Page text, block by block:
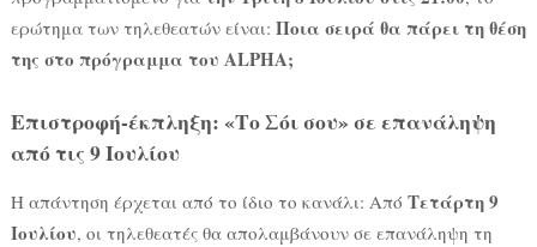
ερώτημα των τηλεθεατών είναι: Ποια σειρά θα πάρει τη θέση
της στο πρόγραμμα του ALPHA;
Επιστροφή-έκπληξη: «Το Σόι σου» σε επανάληψη
από τις 9 Ιουλίου
Η απάντηση έρχεται από το ίδιο το κανάλι: Από Τετάρτη 9
Ιουλίου, οι τηλεθεατές θα απολαμβάνουν σε επανάληψη τη